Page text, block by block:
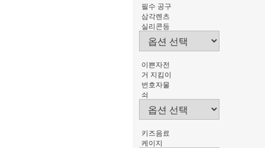
필수 공구
삼각렌츠
실리콘등
이쁜자전
거 지킴이
번호자물
쇠
키즈음료
케이지